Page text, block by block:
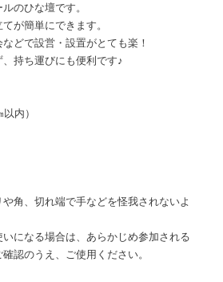
のひな壇です。
が簡単にできます。
どで設営・設置がとても楽！
持ち運びにも便利です♪
内）
角、切れ端で手などを怪我されないよ
になる場合は、あらかじめ参加される
認のうえ、ご使用ください。